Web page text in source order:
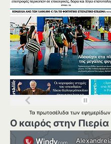
Τα πρωτοσέλιδα των εφημερίδων
Ο καιρός στην Πιερία